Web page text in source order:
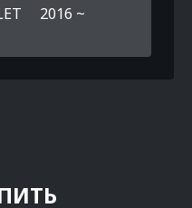
2016 ~